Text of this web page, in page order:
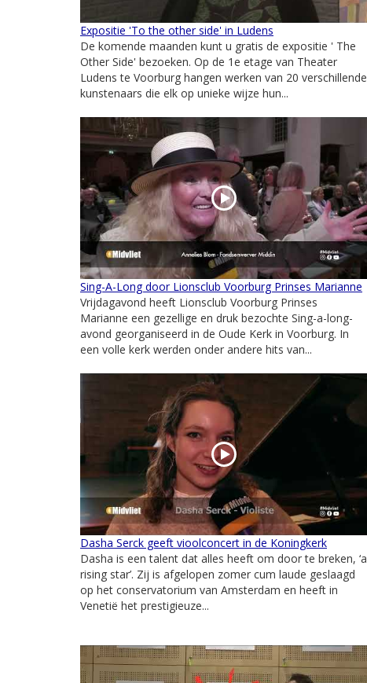
Expositie 'To the other side' in Ludens
De komende maanden kunt u gratis de expositie ' The
Other Side' bezoeken. Op de 1e etage van Theater
Ludens te Voorburg hangen werken van 20 verschillende
kunstenaars die elk op unieke wijze hun...
Sing-A-Long door Lionsclub Voorburg Prinses Marianne
Vrijdagavond heeft Lionsclub Voorburg Prinses
Marianne een gezellige en druk bezochte Sing-a-long-
avond georganiseerd in de Oude Kerk in Voorburg. In
een volle kerk werden onder andere hits van...
Dasha Serck geeft vioolconcert in de Koningkerk
Dasha is een talent dat alles heeft om door te breken, ‘a
rising star’. Zij is afgelopen zomer cum laude geslaagd
op het conservatorium van Amsterdam en heeft in
Venetië het prestigieuze...